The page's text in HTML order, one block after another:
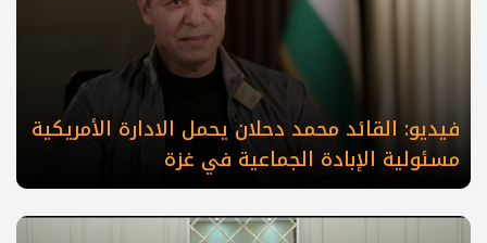
فيديو: القائد محمد دحلان يحمل الادارة الأمريكية
مسئولية الإبادة الجماعية في غزة